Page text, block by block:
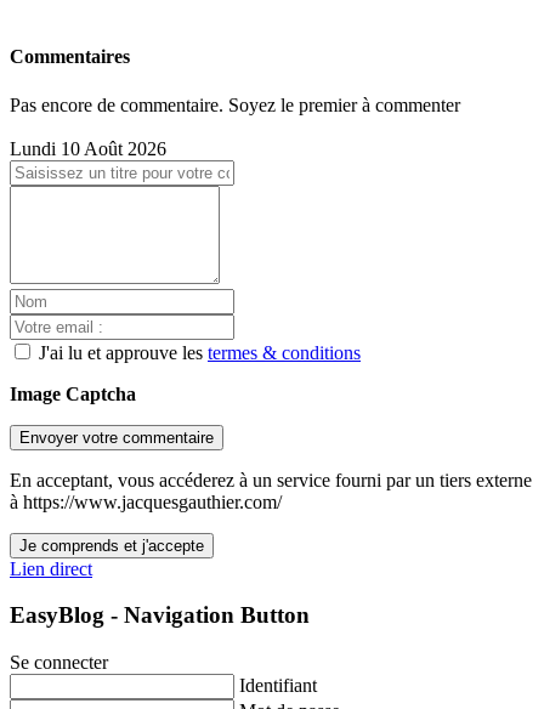
Commentaires
Pas encore de commentaire. Soyez le premier à commenter
Lundi 10 Août 2026
J'ai lu et approuve les termes & conditions
Image Captcha
Envoyer votre commentaire
En acceptant, vous accéderez à un service fourni par un tiers externe
à https://www.jacquesgauthier.com/
Je comprends et j'accepte
Lien direct
EasyBlog - Navigation Button
Se connecter
Identifiant